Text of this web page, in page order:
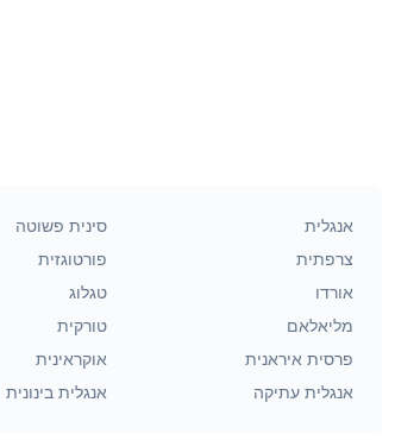
אנגלית סינית פשוטה
צרפתית
פורטוגזית
אורדו
טגלוג
מליאלאם
טורקית
פרסית איראנית
אוקראינית
אנגלית עתיקה
אנגלית בינונית